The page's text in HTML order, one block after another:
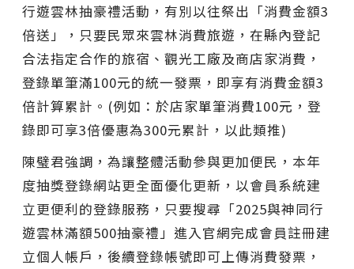
行遊雲林抽豪禮活動，有別以往祭出「消費金額3
倍送」，只要民眾來雲林消費旅遊，在縣內登記
合法指定合作的旅宿、觀光工廠及商店家消費，
登錄單筆滿100元的統一發票，即享有消費金額3
倍計算累計。(例如：於店家單筆消費100元，登
錄即可享3倍優惠為300元累計，以此類推)
陳璧君強調，為讓整體活動參與更加便民，本年
度抽獎登錄網站更全面優化更新，以會員系統建
立更便利的登錄服務，只要搜尋「2025與神同行
遊雲林滿額500抽豪禮」進入官網完成會員註冊建
立個人帳戶，後續登錄帳號即可上傳消費發票，